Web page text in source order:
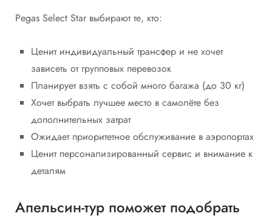
Pegas Select Star выбирают те, кто:
Ценит индивидуальный трансфер и не хочет
зависеть от групповых перевозок
Планирует взять с собой много багажа (до 30 кг)
Хочет выбрать лучшее место в самолёте без
дополнительных затрат
Ожидает приоритетное обслуживание в аэропортах
Ценит персонализированный сервис и внимание к
деталям
Апельсин-тур поможет подобрать